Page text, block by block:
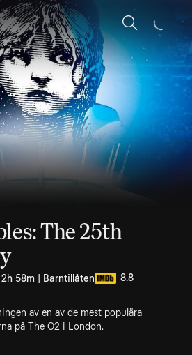
Sök
The 25th
58m | Barntillåten 8.8
av en av de mest populära
på The O2 i London.